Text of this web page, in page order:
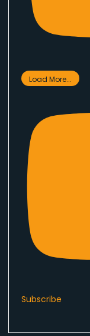
Load More...
Subscribe